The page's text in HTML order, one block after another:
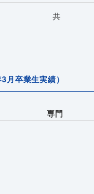
共
3月卒業生実績）
専門